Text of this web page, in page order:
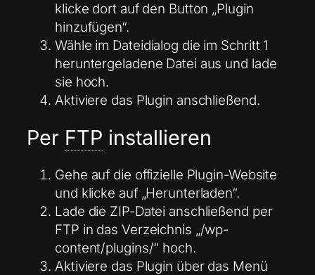
klicke dort auf den Button „Plugin
hinzufügen“.
Wähle im Dateidialog die im Schritt 1
heruntergeladene Datei aus und lade
sie hoch.
Aktiviere das Plugin anschließend.
Per FTP installieren
Gehe auf die offizielle Plugin-Website
und klicke auf „Herunterladen“.
Lade die ZIP-Datei anschließend per
FTP in das Verzeichnis „/wp-
content/plugins/“ hoch.
Aktiviere das Plugin über das Menü